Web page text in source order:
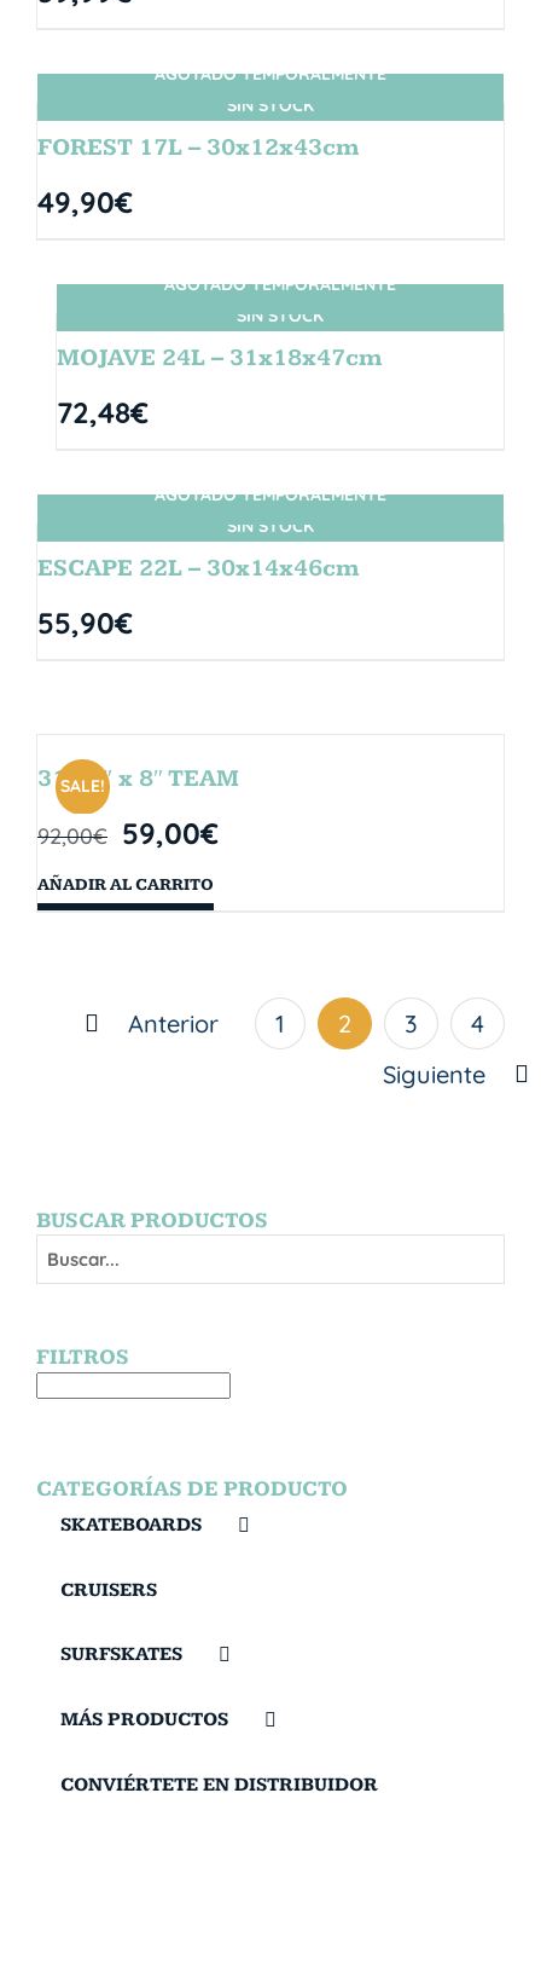
SIN STOCK
AGOTADO TEMPORALMENTE
FOREST 17L – 30x12x43cm
49,90€
SIN STOCK
AGOTADO TEMPORALMENTE
MOJAVE 24L – 31x18x47cm
72,48€
SIN STOCK
AGOTADO TEMPORALMENTE
ESCAPE 22L – 30x14x46cm
55,90€
SALE!
31.75″ x 8″ TEAM
92,00€ 59,00€
AÑADIR AL CARRITO
Anterior 1 2 3
4
Siguiente
BUSCAR PRODUCTOS
FILTROS
CATEGORÍAS DE PRODUCTO
SKATEBOARDS
CRUISERS
SURFSKATES
MÁS PRODUCTOS
CONVIÉRTETE EN DISTRIBUIDOR